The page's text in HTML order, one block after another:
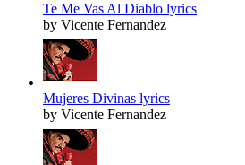
Te Me Vas Al Diablo lyrics
by Vicente Fernandez
Mujeres Divinas lyrics
by Vicente Fernandez